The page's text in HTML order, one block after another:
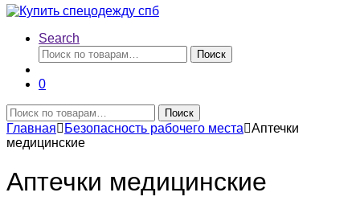
Search
Искать:
Поиск
0
Искать:
Поиск
Главная Безопасность рабочего места
Аптечки
медицинские
Аптечки медицинские